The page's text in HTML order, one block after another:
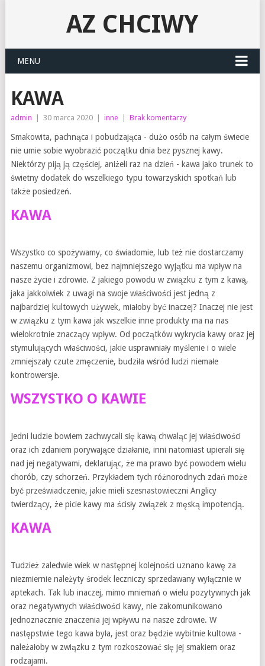
AZ CHCIWY
MENU
KAWA
admin 30 marca 2020 inne Brak komentarzy
Smakowita, pachnąca i pobudzająca - dużo osób na całym świecie
nie umie sobie wyobrazić początku dnia bez pysznej kawy.
Niektórzy piją ją częściej, aniżeli raz na dzień - kawa jako trunek to
świetny dodatek do wszelkiego typu towarzyskich spotkań lub
także posiedzeń.
KAWA
Wszystko co spożywamy, co świadomie, lub też nie dostarczamy
naszemu organizmowi, bez najmniejszego wyjątku ma wpływ na
nasze życie i zdrowie. Z jakiego powodu w związku z tym z kawą,
jaka jakkolwiek z uwagi na swoje właściwości jest jedną z
najbardziej kultowych używek, miałoby być inaczej? Inaczej nie jest
w związku z tym kawa jak wszelkie inne produkty ma na nas
wielokrotnie znaczący wpływ. Od początków wykrycia kawy oraz jej
stymulujących właściwości, jakie usprawniały myślenie i o wiele
zmniejszały czute zmęczenie, budziła wśród ludzi niemałe
kontrowersje.
WSZYSTKO O KAWIE
Jedni ludzie bowiem zachwycali się kawą chwaląc jej właściwości
oraz ich zdaniem porywające działanie, inni natomiast upierali się
nad jej negatywami, deklarując, że ma prawo być powodem wielu
chorób, czy schorzeń. Przykładem tych różnorodnych zdań może
być przeświadczenie, jakie mieli szesnastowieczni Anglicy
twierdzący, że picie kawy ma ścisły związek z męską impotencją.
KAWA
Tudzież zaledwie wiek w następnej kolejności uznano kawę za
niezmiernie należyty środek leczniczy sprzedawany wyłącznie w
aptekach. Tak lub inaczej, mimo mniemań o wielu pozytywnych jak
oraz negatywnych właściwości kawy, nie zakomunikowano
jednoznacznie znaczenia jej wpływu na nasze zdrowie. W
następstwie tego kawa była, jest oraz będzie wybitnie kultowa -
należałoby w związku z tym rozkoszować się jej smakiem oraz
rodzajami.